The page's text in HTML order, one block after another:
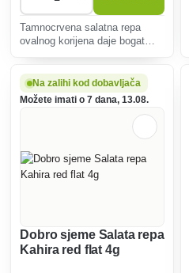
Tamnocrvena salatna repa
ovalnog korijena daje bogat
pogodan za organski uzgoj.
Na zalihi kod dobavljača
Možete imati o 7 dana, 13.08.
Dobro sjeme Salata repa
Kahira red flat 4g